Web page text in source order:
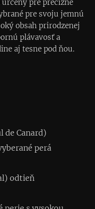
pre precízne
pre svoju jemnú
obsah prirodzenej
plávavosť a
aj tesne pod ňou.
de Canard)
perá
odtieň